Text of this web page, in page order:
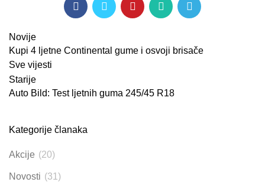
Novije
Kupi 4 ljetne Continental gume i osvoji brisače
Sve vijesti
Starije
Auto Bild: Test ljetnih guma 245/45 R18
Kategorije članaka
Akcije (20)
Novosti (31)